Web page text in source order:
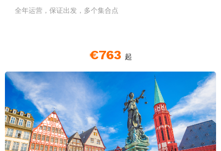
全年运营，保证出发，多个集合点
€763 起